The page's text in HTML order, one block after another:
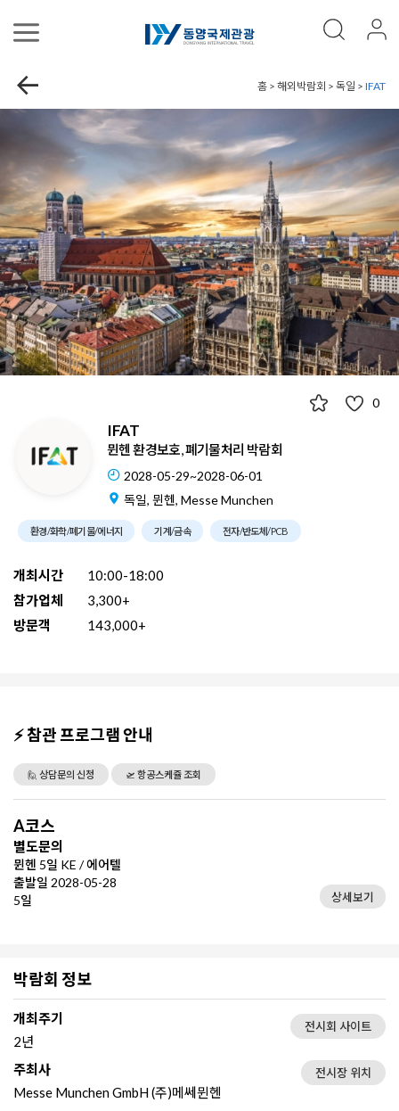
홈 > 해외박람회 > 독일 > IFAT
0
IFAT
뮌헨 환경보호, 폐기물처리 박람회
2028-05-29~2028-06-01
독일, 뮌헨, Messe Munchen
환경/화학/폐기물/에너지 기계/금속 전자/반도체/PCB
개최시간
10:00-18:00
참가업체
3,300+
방문객
143,000+
⚡ 참관 프로그램 안내
🙋 상담문의 신청 🛫 항공스케쥴 조회
A코스
별도문의
뮌헨 5일 KE / 에어텔
출발일 2028-05-28
5일
상세보기
박람회 정보
개최주기
2년
전시회 사이트
주최사
Messe Munchen GmbH (주)메쎄뮌헨
전시장 위치